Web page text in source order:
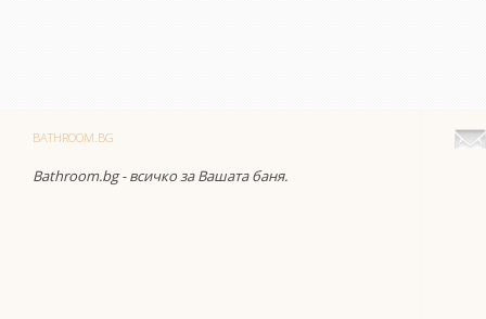
BATHROOM.BG
Bathroom.bg - всичко за Вашата баня.